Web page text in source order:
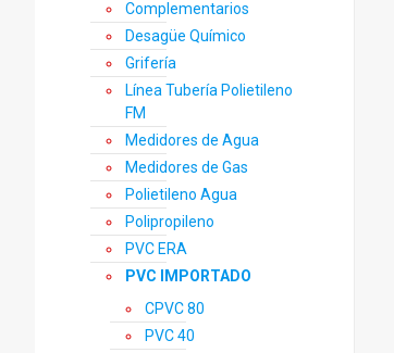
Complementarios
Desagüe Químico
Grifería
Línea Tubería Polietileno
FM
Medidores de Agua
Medidores de Gas
Polietileno Agua
Polipropileno
PVC ERA
PVC IMPORTADO
CPVC 80
PVC 40